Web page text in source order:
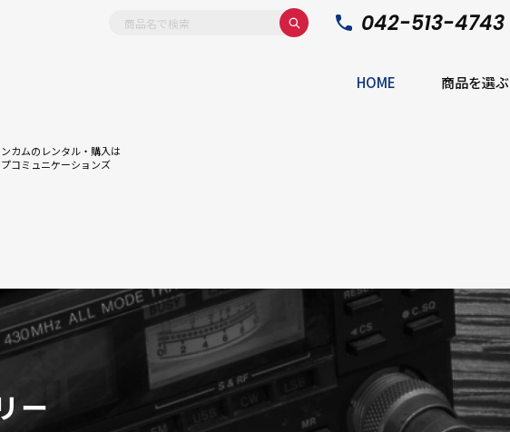
カムのレンタル・購入は
コミュニケーションズ
042-513-4743
HOME 商品を選ぶ
アクセサリー
ー